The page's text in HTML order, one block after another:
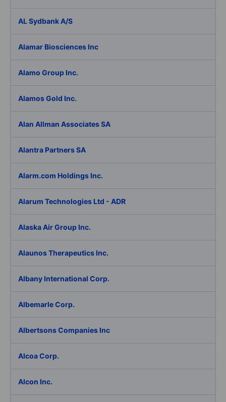
AL Sydbank A/S
Alamar Biosciences Inc
Alamo Group Inc.
Alamos Gold Inc.
Alan Allman Associates SA
Alantra Partners SA
Alarm.com Holdings Inc.
Alarum Technologies Ltd - ADR
Alaska Air Group Inc.
Alaunos Therapeutics Inc.
Albany International Corp.
Albemarle Corp.
Albertsons Companies Inc
Alcoa Corp.
Alcon Inc.